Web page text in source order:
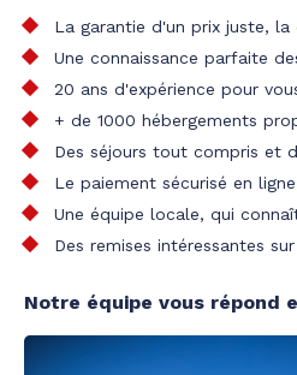
La garantie d'un prix juste,
Une connaissance parfaite
20 ans d'expérience pour
+ de 1000 hébergements
Des séjours tout compris et
Le paiement sécurisé en ligne
Une équipe locale, qui
Des remises intéressantes
Notre équipe vous répond